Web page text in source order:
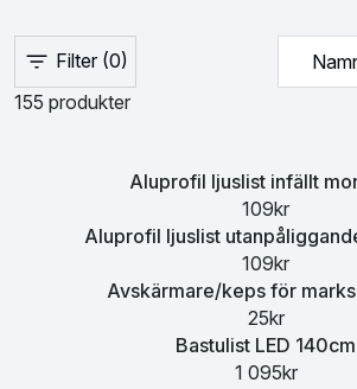
Filter (0)
155 produkter
Aluprofil ljuslist infällt
109kr
Aluprofil ljuslist
109kr
Avskärmare/keps för
25kr
Bastulist LED 140cm
1 095kr